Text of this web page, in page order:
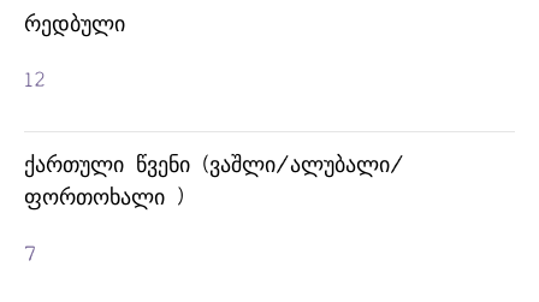
ᲠᲔᲓᲑᲣᲚᲘ
12
ᲥᲐᲠᲗᲣᲚᲘ ᲬᲕᲔᲜᲘ (ᲕᲐᲨᲚᲘ/ᲐᲚᲣᲑᲐᲚᲘ/
ᲤᲝᲠᲗᲝᲮᲐᲚᲘ )
7
ᲢᲔᲙᲘᲚᲐ